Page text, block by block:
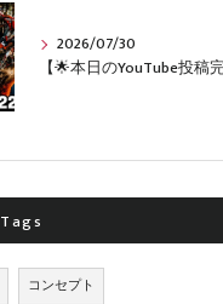
2026/07/30
Tags
コンセプト